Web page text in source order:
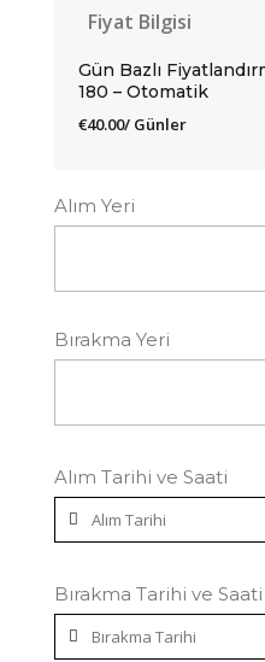
Fiyat Bilgisi
Gün Bazlı
180 – Otomatik
€40.00/ Günler
Alım Yeri
Bırakma Yeri
Alım Tarihi ve Saati
Bırakma Tarihi ve Saati